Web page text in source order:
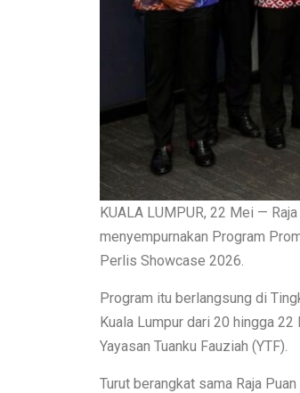
KUALA LUMPUR, 22 Mei —
menyempurnakan Program
Perlis Showcase 2026.
Program itu berlangsung di
Kuala Lumpur dari 20 hingga
Yayasan Tuanku Fauziah (YTF).
Turut berangkat sama Raja